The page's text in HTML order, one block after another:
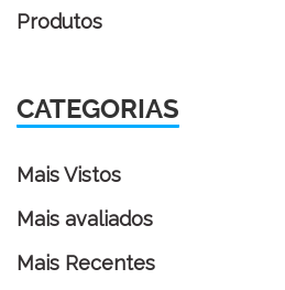
Produtos
CATEGORIAS
Mais Vistos
Mais avaliados
Mais Recentes